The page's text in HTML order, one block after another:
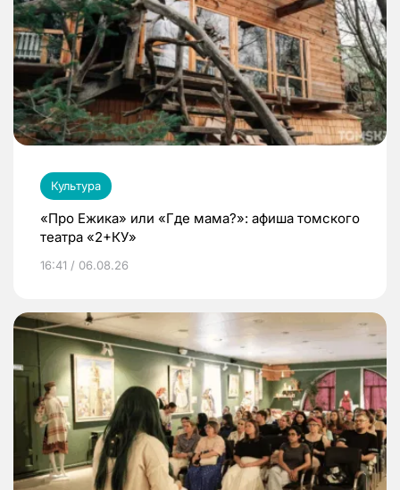
Культура
«Про Ежика» или «Где мама?»: афиша томского
театра «2+КУ»
16:41 / 06.08.26